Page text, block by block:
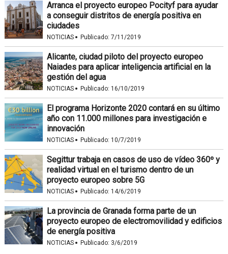
Arranca el proyecto europeo Pocityf para ayudar
a conseguir distritos de energía positiva en
ciudades
NOTICIAS · Publicado: 7/11/2019
Alicante, ciudad piloto del proyecto europeo
Naiades para aplicar inteligencia artificial en la
gestión del agua
NOTICIAS · Publicado: 16/10/2019
El programa Horizonte 2020 contará en su último
año con 11.000 millones para investigación e
innovación
NOTICIAS · Publicado: 10/7/2019
Segittur trabaja en casos de uso de vídeo 360º y
realidad virtual en el turismo dentro de un
proyecto europeo sobre 5G
NOTICIAS · Publicado: 14/6/2019
La provincia de Granada forma parte de un
proyecto europeo de electromovilidad y edificios
de energía positiva
NOTICIAS · Publicado: 3/6/2019